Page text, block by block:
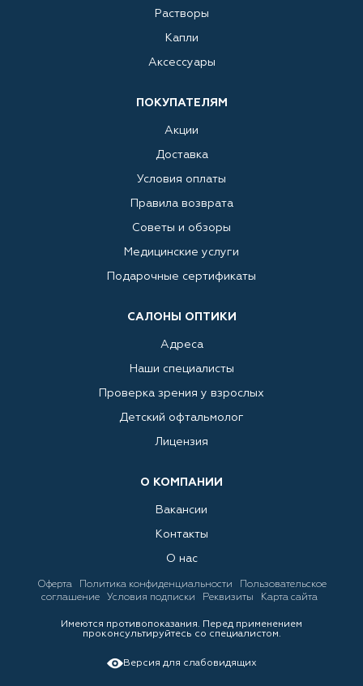
Растворы
Капли
Аксессуары
ПОКУПАТЕЛЯМ
Акции
Доставка
Условия оплаты
Правила возврата
Советы и обзоры
Медицинские услуги
Подарочные сертификаты
САЛОНЫ ОПТИКИ
Адреса
Наши специалисты
Проверка зрения у взрослых
Детский офтальмолог
Лицензия
О КОМПАНИИ
Вакансии
Контакты
О нас
Оферта Политика конфиденциальности
Пользовательское
соглашение
Условия подписки Реквизиты Карта сайта
Имеются противопоказания. Перед применением
проконсультируйтесь со специалистом.
Версия для слабовидящих